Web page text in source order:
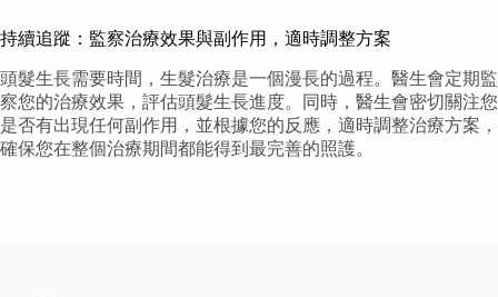
持續追蹤：監察治療效果與副作用，適時調整方案
頭髮生長需要時間，生髮治療是一個漫長的過程。醫生會定期監
察您的治療效果，評估頭髮生長進度。同時，醫生會密切關注您
是否有出現任何副作用，並根據您的反應，適時調整治療方案，
確保您在整個治療期間都能得到最完善的照護。